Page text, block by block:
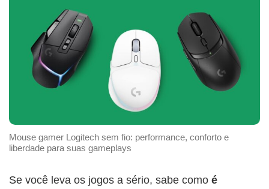
Mouse gamer Logitech sem fio: performance, conforto e
liberdade para suas gameplays
Se você leva os jogos a sério, sabe como é